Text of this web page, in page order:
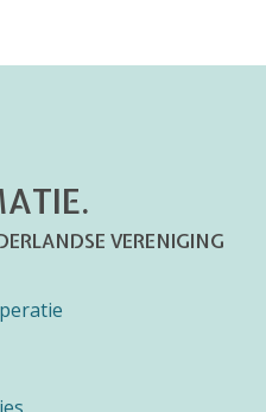
VERENIGING